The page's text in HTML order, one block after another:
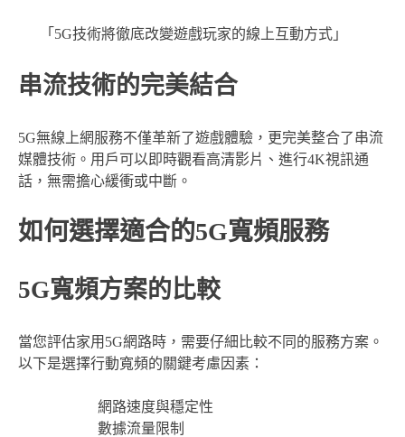
「5G技術將徹底改變遊戲玩家的線上互動方式」
串流技術的完美結合
5G無線上網服務不僅革新了遊戲體驗，更完美整合了串流
媒體技術。用戶可以即時觀看高清影片、進行4K視訊通
話，無需擔心緩衝或中斷。
如何選擇適合的5G寬頻服務
5G寬頻方案的比較
當您評估家用5G網路時，需要仔細比較不同的服務方案。
以下是選擇行動寬頻的關鍵考慮因素：
網路速度與穩定性
數據流量限制